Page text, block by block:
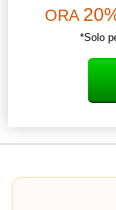
ORA
*Solo